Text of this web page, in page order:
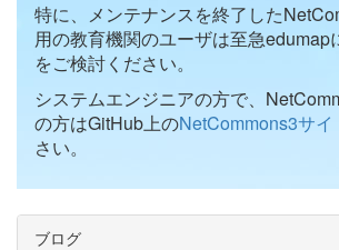
特に、メンテナンスを終了した
用の教育機関のユーザは至急edumap
をご検討ください。
システムエンジニアの方で、
の方はGitHub上のNetCommons3サイ
さい。
ブログ